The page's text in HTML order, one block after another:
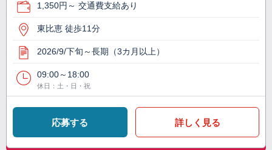
1,350円～ 交通費支給あり
東比恵 徒歩11分
2026/9/下旬～長期（3カ月以上）
09:00～18:00
休日：土・日・祝
応募する 詳しく見る